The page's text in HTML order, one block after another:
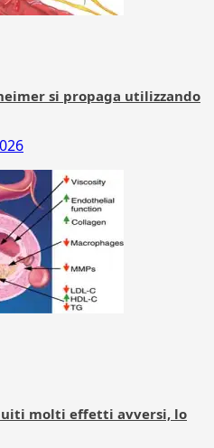
si propaga utilizzando
molti effetti avversi, lo